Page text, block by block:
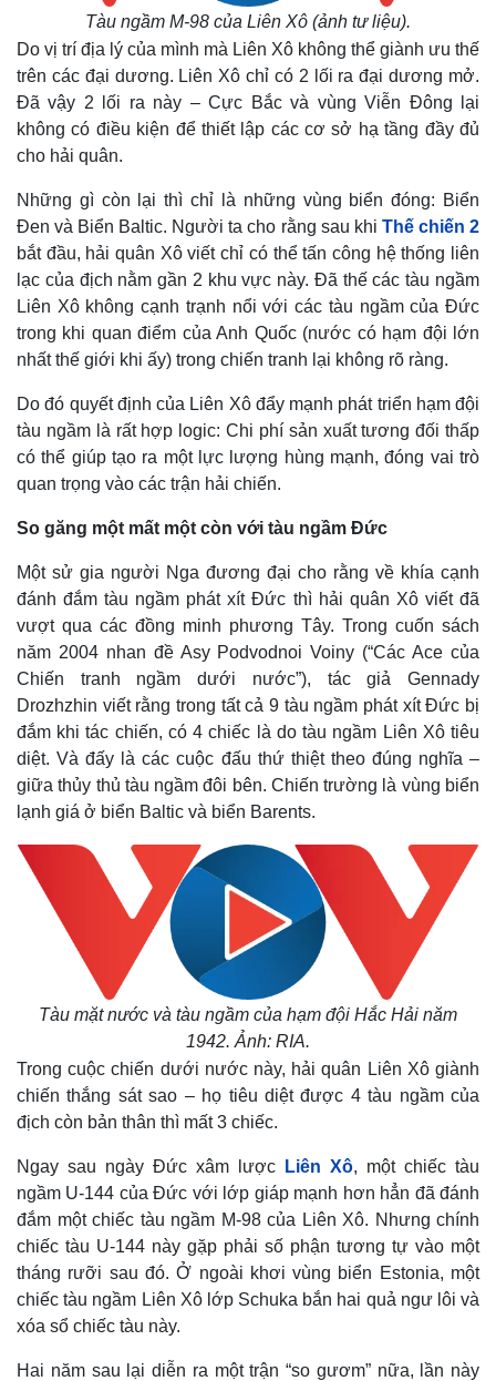
Thế giới
Quan sát
Hồ sơ
Multimedia
Video
E-Magazine
Infographic
Tàu ngầm M-98 của Liên Xô (ảnh tư liệu).
Do vị trí địa lý của mình mà Liên Xô không thể giành ưu thế
trên các đại dương. Liên Xô chỉ có 2 lối ra đại dương mở.
Đã vậy 2 lối ra này – Cực Bắc và vùng Viễn Đông lại
không có điều kiện để thiết lập các cơ sở hạ tầng đầy đủ
cho hải quân.
Những gì còn lại thì chỉ là những vùng biển đóng: Biển
Đen và Biển Baltic. Người ta cho rằng sau khi Thế chiến 2
bắt đầu, hải quân Xô viết chỉ có thể tấn công hệ thống liên
lạc của địch nằm gần 2 khu vực này. Đã thế các tàu ngầm
Liên Xô không cạnh trạnh nổi với các tàu ngầm của Đức
trong khi quan điểm của Anh Quốc (nước có hạm đội lớn
nhất thế giới khi ấy) trong chiến tranh lại không rõ ràng.
Do đó quyết định của Liên Xô đẩy mạnh phát triển hạm đội
tàu ngầm là rất hợp logic: Chi phí sản xuất tương đối thấp
có thể giúp tạo ra một lực lượng hùng mạnh, đóng vai trò
quan trọng vào các trận hải chiến.
So găng một mất một còn với tàu ngầm Đức
Một sử gia người Nga đương đại cho rằng về khía cạnh
đánh đắm tàu ngầm phát xít Đức thì hải quân Xô viết đã
vượt qua các đồng minh phương Tây. Trong cuốn sách
năm 2004 nhan đề Asy Podvodnoi Voiny (“Các Ace của
Chiến tranh ngầm dưới nước”), tác giả Gennady
Drozhzhin viết rằng trong tất cả 9 tàu ngầm phát xít Đức bị
đắm khi tác chiến, có 4 chiếc là do tàu ngầm Liên Xô tiêu
diệt. Và đấy là các cuộc đấu thứ thiệt theo đúng nghĩa –
giữa thủy thủ tàu ngầm đôi bên. Chiến trường là vùng biển
lạnh giá ở biển Baltic và biển Barents.
Tàu mặt nước và tàu ngầm của hạm đội Hắc Hải năm
1942. Ảnh: RIA.
Trong cuộc chiến dưới nước này, hải quân Liên Xô giành
chiến thắng sát sao – họ tiêu diệt được 4 tàu ngầm của
địch còn bản thân thì mất 3 chiếc.
Ngay sau ngày Đức xâm lược Liên Xô, một chiếc tàu
ngầm U-144 của Đức với lớp giáp mạnh hơn hẳn đã đánh
đắm một chiếc tàu ngầm M-98 của Liên Xô. Nhưng chính
chiếc tàu U-144 này gặp phải số phận tương tự vào một
tháng rưỡi sau đó. Ở ngoài khơi vùng biển Estonia, một
chiếc tàu ngầm Liên Xô lớp Schuka bắn hai quả ngư lôi và
xóa sổ chiếc tàu này.
Hai năm sau lại diễn ra một trận “so gươm” nữa, lần này